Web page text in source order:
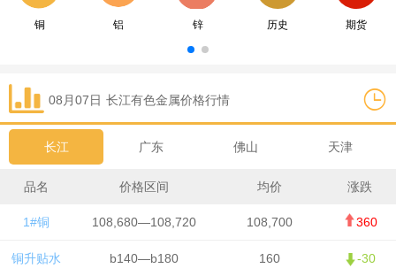
铜 铝 锌 历史 期货
08月07日 长江有色金属价格行情
长江 广东 佛山 天津
品名 价格区间 均价 涨跌
1#铜 108,680—108,720 108,700 360
铜升贴水 b140—b180 160 -30